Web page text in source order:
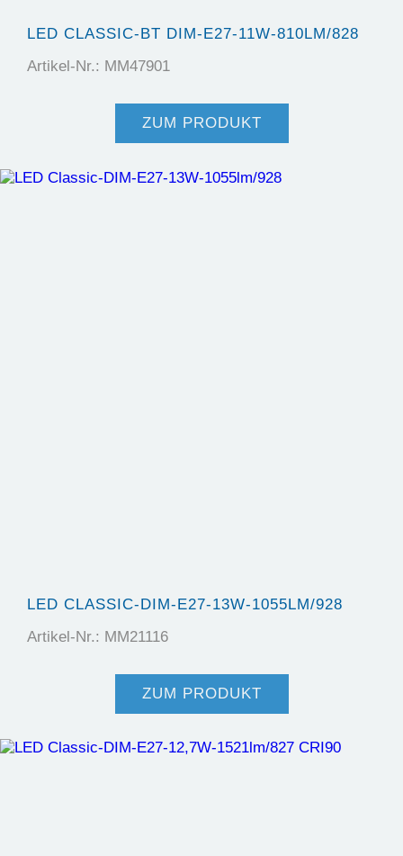
LED CLASSIC-BT DIM-E27-11W-810LM/828
Artikel-Nr.: MM47901
ZUM PRODUKT
LED CLASSIC-DIM-E27-13W-1055LM/928
Artikel-Nr.: MM21116
ZUM PRODUKT